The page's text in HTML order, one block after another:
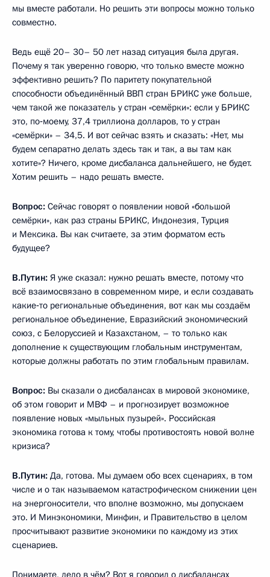
мы вместе работали. Но решить эти вопросы можно только
совместно.
Ведь ещё 20– 30– 50 лет назад ситуация была другая.
Почему я так уверенно говорю, что только вместе можно
эффективно решить? По паритету покупательной
способности объединённый ВВП стран БРИКС уже больше,
чем такой же показатель у стран «семёрки»: если у БРИКС
это, по‑моему, 37,4 триллиона долларов, то у стран
«семёрки» – 34,5. И вот сейчас взять и сказать: «Нет, мы
будем сепаратно делать здесь так и так, а вы там как
хотите»? Ничего, кроме дисбаланса дальнейшего, не будет.
Хотим решить – надо решать вместе.
Вопрос: Сейчас говорят о появлении новой «большой
семёрки», как раз страны БРИКС, Индонезия, Турция
и Мексика. Вы как считаете, за этим форматом есть
будущее?
В.Путин: Я уже сказал: нужно решать вместе, потому что
всё взаимосвязано в современном мире, и если создавать
какие‑то региональные объединения, вот как мы создаём
региональное объединение, Евразийский экономический
союз, с Белоруссией и Казахстаном, – то только как
дополнение к существующим глобальным инструментам,
которые должны работать по этим глобальным правилам.
Вопрос: Вы сказали о дисбалансах в мировой экономике,
об этом говорит и МВФ – и прогнозирует возможное
появление новых «мыльных пузырей». Российская
экономика готова к тому, чтобы противостоять новой волне
кризиса?
В.Путин: Да, готова. Мы думаем обо всех сценариях, в том
числе и о так называемом катастрофическом снижении цен
на энергоносители, что вполне возможно, мы допускаем
это. И Минэкономики, Минфин, и Правительство в целом
просчитывают развитие экономики по каждому из этих
сценариев.
Понимаете, дело в чём? Вот я говорил о дисбалансах